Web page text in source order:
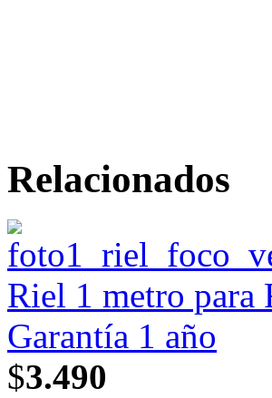
Relacionados
Riel 1 metro para
Garantía 1 año
$3.490